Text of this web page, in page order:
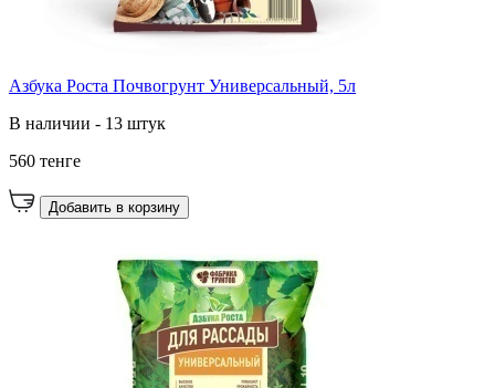
Азбука Роста Почвогрунт Универсальный, 5л
В наличии - 13 штук
560 тенге
Добавить в корзину